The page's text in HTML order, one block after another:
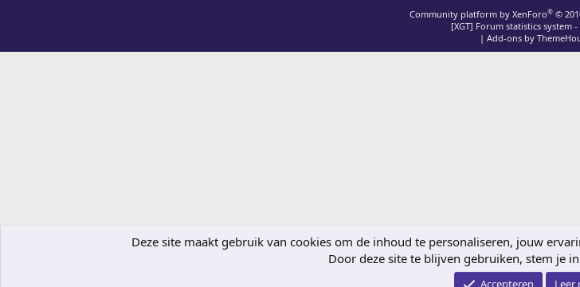
Community platform by XenForo® ©
[XGT] Forum statistics system -
| Add-ons by
Deze site maakt gebruik van cookies om de inhoud te personaliseren, jouw
Door deze site te blijven gebruiken, stem je
Accepteren Leer